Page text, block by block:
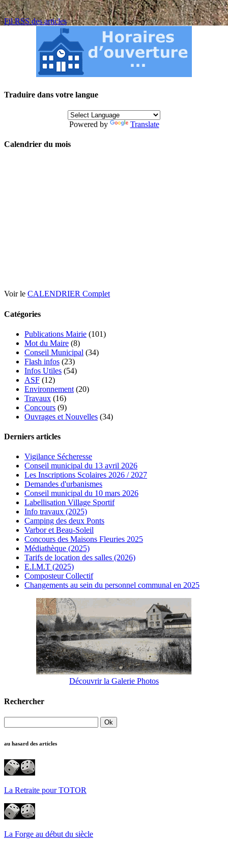
Fil RSS des articles
Traduire dans votre langue
Powered by Translate
Calendrier du mois
Voir le CALENDRIER Complet
Catégories
Publications Mairie (101)
Mot du Maire (8)
Conseil Municipal (34)
Flash infos (23)
Infos Utiles (54)
ASF (12)
Environnement (20)
Travaux (16)
Concours (9)
Ouvrages et Nouvelles (34)
Derniers articles
Vigilance Sécheresse
Conseil municipal du 13 avril 2026
Les Inscriptions Scolaires 2026 / 2027
Demandes d'urbanismes
Conseil municipal du 10 mars 2026
Labellisation Village Sportif
Info travaux (2025)
Camping des deux Ponts
Varbor et Beau-Soleil
Concours des Maisons Fleuries 2025
Médiathèque (2025)
Tarifs de location des salles (2026)
E.I.M.T (2025)
Composteur Collectif
Changements au sein du personnel communal en 2025
Découvrir la Galerie Photos
Rechercher
au hasard des articles
La Retraite pour TOTOR
La Forge au début du siècle